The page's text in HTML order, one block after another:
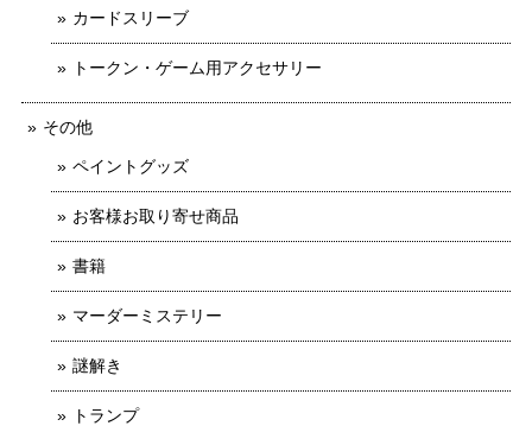
カードスリーブ
トークン・ゲーム用アクセサリー
その他
ペイントグッズ
お客様お取り寄せ商品
書籍
マーダーミステリー
謎解き
トランプ